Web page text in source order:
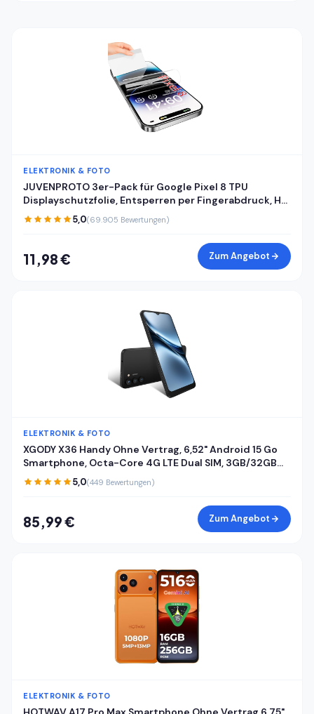
ELEKTRONIK & FOTO
JUVENPROTO 3er-Pack für Google Pixel 8 TPU
Displayschutzfolie, Entsperren per Fingerabdruck, HD,
kratzfest, blasenfrei, ultradünn, einfache Installation
für Pixel 8
5,0(69.905 Bewertungen)
11,98 € Zum Angebot
ELEKTRONIK & FOTO
XGODY X36 Handy Ohne Vertrag, 6,52" Android 15 Go
Smartphone, Octa-Core 4G LTE Dual SIM, 3GB/32GB
(256GB Erweiterbar), 4200mAh, 13MP+5MP Kamera,
Gesichtserkennung, USB-C, GPS, Schwarz
5,0(449 Bewertungen)
85,99 € Zum Angebot
ELEKTRONIK & FOTO